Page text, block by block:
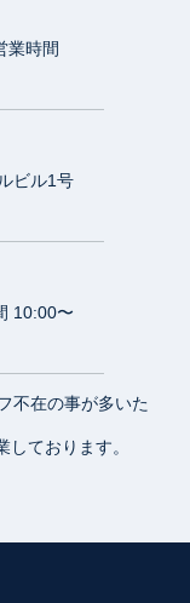
業時間
ビル1号
10:00〜
不在の事が多いた
ております。